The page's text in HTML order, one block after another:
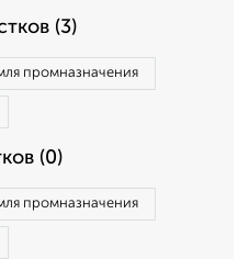
(3)
промназначения
(0)
промназначения